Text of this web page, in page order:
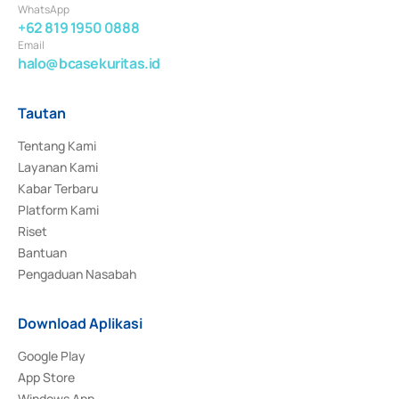
WhatsApp
+62 819 1950 0888
Email
halo@bcasekuritas.id
Tautan
Tentang Kami
Layanan Kami
Kabar Terbaru
Platform Kami
Riset
Bantuan
Pengaduan Nasabah
Download Aplikasi
Google Play
App Store